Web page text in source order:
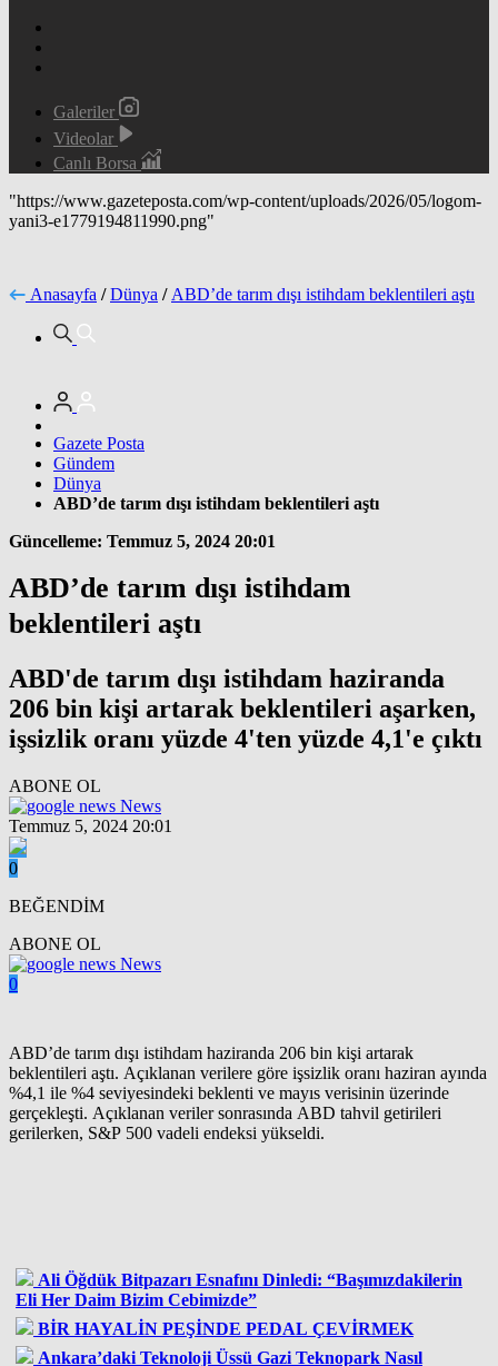
Galeriler
Videolar
Canlı Borsa
"https://www.gazeteposta.com/wp-content/uploads/2026/05/logom-
yani3-e1779194811990.png"
Anasayfa / Dünya / ABD’de tarım dışı istihdam beklentileri aştı
Gazete Posta
Gündem
Dünya
ABD’de tarım dışı istihdam beklentileri aştı
Güncelleme: Temmuz 5, 2024 20:01
ABD’de tarım dışı istihdam
beklentileri aştı
ABD'de tarım dışı istihdam haziranda
206 bin kişi artarak beklentileri aşarken,
işsizlik oranı yüzde 4'ten yüzde 4,1'e çıktı
ABONE OL
News
Temmuz 5, 2024 20:01
0
BEĞENDİM
ABONE OL
News
0
ABD’de tarım dışı istihdam haziranda 206 bin kişi artarak
beklentileri aştı. Açıklanan verilere göre işsizlik oranı haziran ayında
%4,1 ile %4 seviyesindeki beklenti ve mayıs verisinin üzerinde
gerçekleşti. Açıklanan veriler sonrasında ABD tahvil getirileri
gerilerken, S&P 500 vadeli endeksi yükseldi.
Ali Öğdük Bitpazarı Esnafını Dinledi: “Başımızdakilerin
Eli Her Daim Bizim Cebimizde”
BİR HAYALİN PEŞİNDE PEDAL ÇEVİRMEK
Ankara’daki Teknoloji Üssü Gazi Teknopark Nasıl